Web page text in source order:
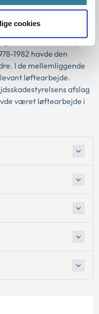
cookies
1987-1997, hvoraf der
1996/1997, havde den
ton, og enkeltløftene af
1982 havde den
I de mellemliggende
løftearbejde.
afslag
været løftearbejde i